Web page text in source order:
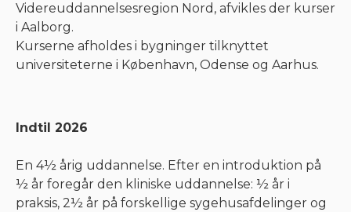
Videreuddannelsesregion Nord, afvikles der kurser
i Aalborg.
Kurserne afholdes i bygninger tilknyttet
universiteterne i København, Odense og Aarhus.
Indtil 2026
En 4½ årig uddannelse. Efter en introduktion på
½ år foregår den kliniske uddannelse: ½ år i
praksis, 2½ år på forskellige sygehusafdelinger og